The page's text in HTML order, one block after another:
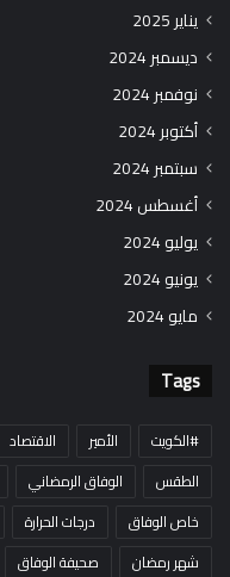
يناير 2025
ديسمبر 2024
نوفمبر 2024
أكتوبر 2024
سبتمبر 2024
أغسطس 2024
يوليو 2024
يونيو 2024
مايو 2024
Tags
#الكويت الأمير الاقتصاد
الطقس
الوفاق الرمضاني
خاص الوفاق
درجات الحرارة
شهر رمضان
صحيفة الوفاق